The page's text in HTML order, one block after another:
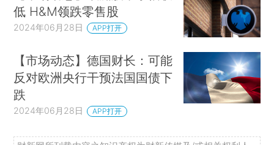
低 H&M领跌零售股
2024年06月28日 APP打开
【市场动态】德国财长：可能
反对欧洲央行干预法国国债下
跌
2024年06月28日 APP打开